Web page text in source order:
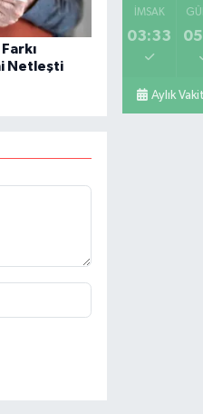
Netleşti
İMSAK
03:33
Aylık